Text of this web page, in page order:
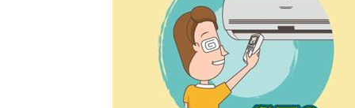
8國球員齊聚高雄 Formosa 7s掀足球
理想混蛋號召粉絲跨海追星吃美食！